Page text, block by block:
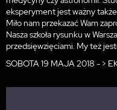
eksperyment jest ważny
Miło nam przekazać Wam
Nasza szkoła rysunku w
przedsięwzięciami. My też
SOBOTA 19 MAJA 2018 - >